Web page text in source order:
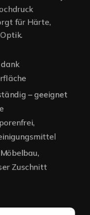
für Härte,
– geeignet
Zuschnitt